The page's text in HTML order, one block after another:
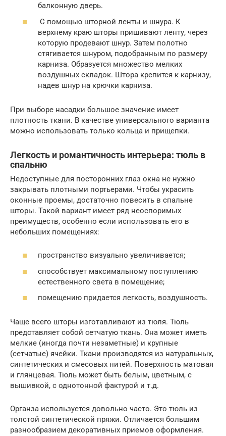
балконную дверь.
С помощью шторной ленты и шнура. К
верхнему краю шторы пришивают ленту, через
которую продевают шнур. Затем полотно
стягивается шнуром, подобранным по размеру
карниза. Образуется множество мелких
воздушных складок. Штора крепится к карнизу,
надев шнур на крючки карниза.
При выборе насадки большое значение имеет
плотность ткани. В качестве универсального варианта
можно использовать только кольца и прищепки.
Легкость и романтичность интерьера: тюль в
спальню
Недоступные для посторонних глаз окна не нужно
закрывать плотными портьерами. Чтобы украсить
оконные проемы, достаточно повесить в спальне
шторы. Такой вариант имеет ряд неоспоримых
преимуществ, особенно если использовать его в
небольших помещениях:
пространство визуально увеличивается;
способствует максимальному поступлению
естественного света в помещение;
помещению придается легкость, воздушность.
Чаще всего шторы изготавливают из тюля. Тюль
представляет собой сетчатую ткань. Она может иметь
мелкие (иногда почти незаметные) и крупные
(сетчатые) ячейки. Ткани производятся из натуральных,
синтетических и смесовых нитей. Поверхность матовая
и глянцевая. Тюль может быть белым, цветным, с
вышивкой, с однотонной фактурой и т.д.
Органза используется довольно часто. Это тюль из
толстой синтетической пряжи. Отличается большим
разнообразием декоративных приемов оформления.